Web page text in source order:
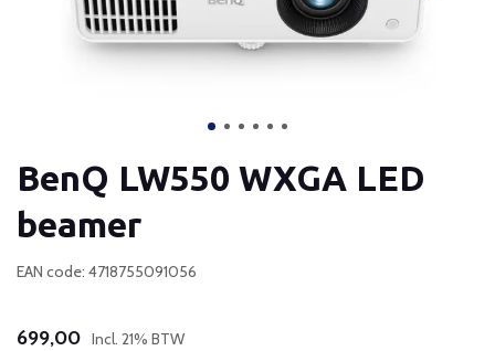
BenQ LW550 WXGA LED
beamer
EAN code: 4718755091056
699,00 Incl. 21% BTW